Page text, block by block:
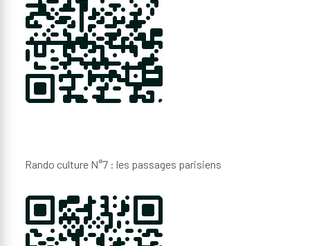
Rando culture N°7 : les passages parisiens